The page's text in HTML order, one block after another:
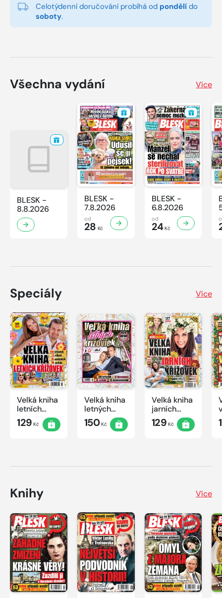
Celotýdenní doručování probíhá od pondělí do
soboty.
Všechna vydání Více
BLESK -
8.8.2026
BLESK -
7.8.2026
od
28 Kč
BLESK -
6.8.2026
od
24Kč
Speciály Více
Velká kniha
letních
křížovek
2026
129 Kč
Velká kniha
letných
krížoviek s
TV JOJ
150Kč
Velká kniha
jarních
křížovek
2026
129 Kč
Knihy Více